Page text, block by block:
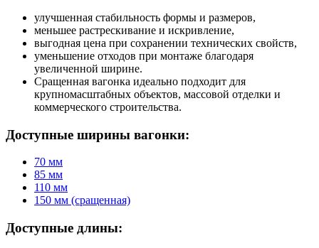
улучшенная стабильность формы и размеров,
меньшее растрескивание и искривление,
выгодная цена при сохранении технических свойств,
уменьшение отходов при монтаже благодаря
увеличенной ширине.
Сращенная вагонка идеально подходит для
крупномасштабных объектов, массовой отделки и
коммерческого строительства.
Доступные ширины вагонки:
70 мм
85 мм
110 мм
150 мм (сращенная)
Доступные длины: